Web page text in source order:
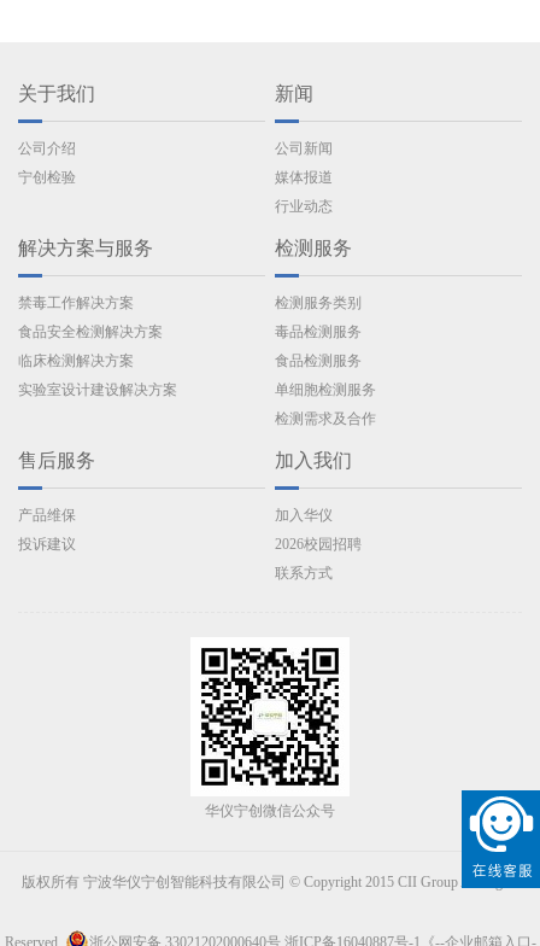
关于我们
公司介绍
宁创检验
新闻
公司新闻
媒体报道
行业动态
解决方案与服务
禁毒工作解决方案
食品安全检测解决方案
临床检测解决方案
实验室设计建设解决方案
检测服务
检测服务类别
毒品检测服务
食品检测服务
单细胞检测服务
检测需求及合作
售后服务
产品维保
投诉建议
加入我们
加入华仪
2026校园招聘
联系方式
华仪宁创微信公众号
版权所有 宁波华仪宁创智能科技有限公司 © Copyright 2015 CII Group All Rights
Reserved. 浙公网安备 33021202000640号 浙ICP备16040887号-1 《--企业邮箱入口-